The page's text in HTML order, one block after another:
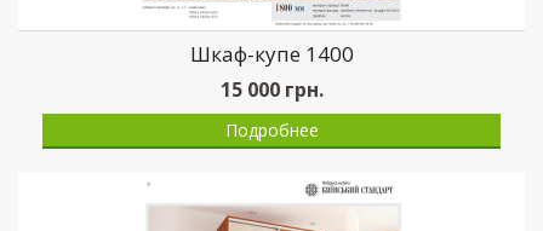
Шкаф-купе 1400
15 000грн.
Подробнее